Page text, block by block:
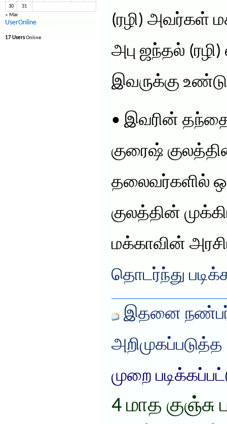
30 31
« Mar
UserOnline
17 UsersOnline
(ரழி) அவர்கள்
அபு ஜந்தல்
இவருக்கு
• இவரின்
குரைஷ்
தலைவர்களில்
குலத்தின்
மக்காவின்
தொடர்ந்து
இதனை
அறிமுகப்படுத்த
முறை
4 மாத